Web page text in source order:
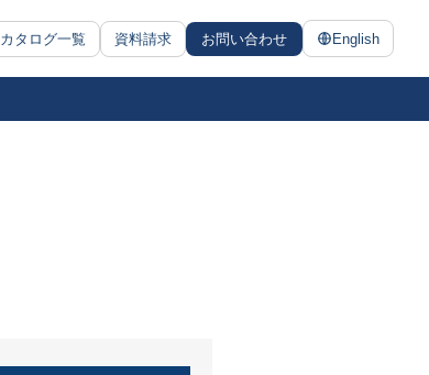
カタログ一覧 資料請求 お問い合わせ English